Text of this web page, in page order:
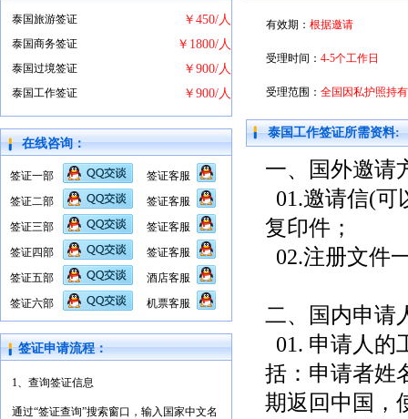
泰国旅游签证 ￥450/人
泰国商务签证 ￥1800/人
泰国过境签证 ￥900/人
泰国工作签证 ￥900/人
在线咨询：
签证一部
签证二部
签证三部
签证四部
签证五部
签证六部
签证客服
签证客服
签证客服
签证客服
酒店客服
机票客服
签证申请流程：
1、查询签证信息
通过“签证查询”搜索窗口，输入国家中文名
有效期： 根据邀请
受理时间： 4-5个工作日
受理范围： 全国因私护照持
泰国工作签证所需资料:
一、国外邀请
01.邀请信(
复印件；
02.注册文件
二、国内申请
01. 申请人的
括：申请者姓
期返回中国，